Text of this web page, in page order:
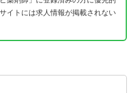
イトには求人情報が掲載されない